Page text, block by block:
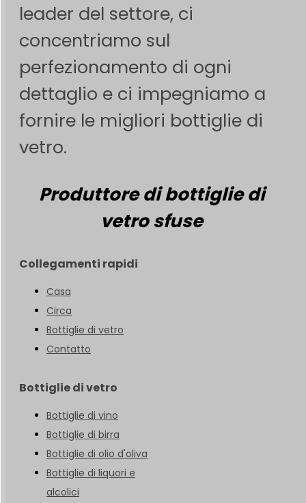
leader del settore, ci
concentriamo sul
perfezionamento di ogni
dettaglio e ci impegniamo a
fornire le migliori bottiglie di
vetro.
Produttore di bottiglie di
vetro sfuse
Collegamenti rapidi
Casa
Circa
Bottiglie di vetro
Contatto
Bottiglie di vetro
Bottiglie di vino
Bottiglie di birra
Bottiglie di olio d'oliva
Bottiglie di liquori e
alcolici